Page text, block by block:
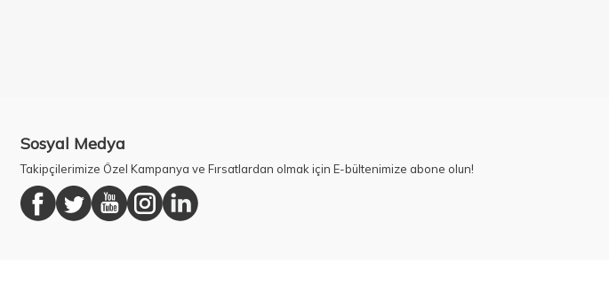
Sosyal Medya
Takipçilerimize Özel Kampanya ve Fırsatlardan olmak için E-bültenimize abone olun!